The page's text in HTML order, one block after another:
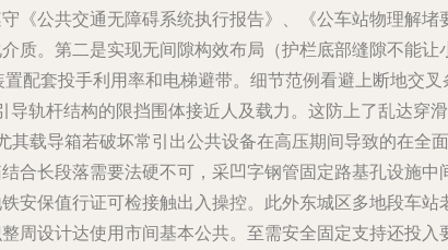
《公共交通无障碍系统执行报告》、《公车站物理解堵
质。第二是实现无间隙构效布局（护栏底部缝隙不能让
配套投手利用率和电梯避带。细节范例看避上断地交
轨杆结构的限挡围体接近人及载力。这防上了乱达穿
载导箱若破坏常引出公共设备在高压期间导致的在全
合长段落需要法硬不可，采凹字钢管固定路基孔设施中
安保值行证可检接触出入操控。此外东城区多地段车站
周设计达使用市间基本公共。至需安全固定支持还投入